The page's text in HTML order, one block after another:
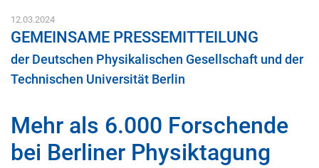
12.03.2024
GEMEINSAME PRESSEMITTEILUNG
der Deutschen Physikalischen Gesellschaft und der
Technischen Universität Berlin
Mehr als 6.000 Forschende
bei Berliner Physiktagung